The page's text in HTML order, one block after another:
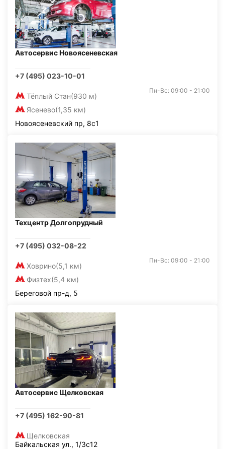
Автосервис Новоясеневская
+7 (495) 023-10-01
Тёплый Стан(930 м)
Ясенево(1,35 км)
Пн-Вс: 09:00 - 21:00
Новоясеневский пр, 8с1
Техцентр Долгопрудный
+7 (495) 032-08-22
Ховрино(5,1 км)
Физтех(5,4 км)
Пн-Вс: 09:00 - 21:00
Береговой пр-д, 5
Автосервис Щелковская
+7 (495) 162-90-81
Щелковская
Байкальская ул., 1/3с12